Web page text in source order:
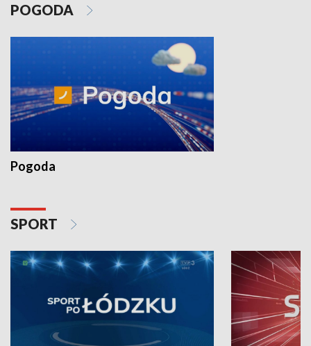
POGODA
Pogoda
SPORT